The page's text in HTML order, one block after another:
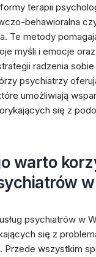
terapii
behawioralna
Te metody
myśli i emocje
radzenia
psychiatrzy
umożliwiają
się z
warto
psychiatrów w
się z
Przede wszystkim